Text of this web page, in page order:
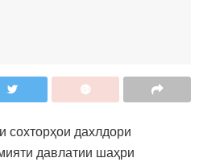
сохторҳои дахлдори
давлатии шаҳри